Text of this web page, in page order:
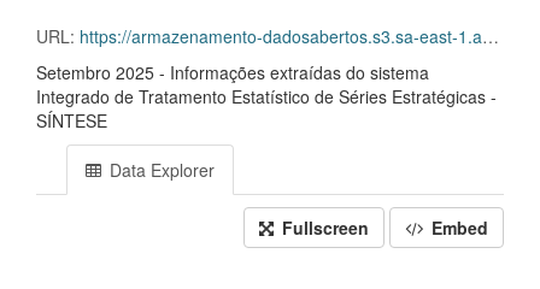
URL: https://armazenamento-dadosabertos.s3.sa-east-1.amazonaws.com/PDA_2025_2027/Grupos_de_dados/Dados+agregados+da+folha+de+pagamento+em+rela%C3%A7%C3%A3o+aos+benef%C3%ADcios+emitidos/p_benefemitidosespecieuo2022_20251007_105204.xlsx
Setembro 2025 - Informações extraídas do sistema
Integrado de Tratamento Estatístico de Séries Estratégicas -
SÍNTESE
Data Explorer
Fullscreen Embed